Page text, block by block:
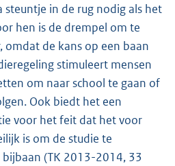
steuntje in de rug nodig als het
hen is de drempel om te
omdat de kans op een baan
stimuleert mensen
om naar school te gaan of
Ook biedt het een
voor het feit dat het voor
is om de studie te
(TK 2013-2014, 33